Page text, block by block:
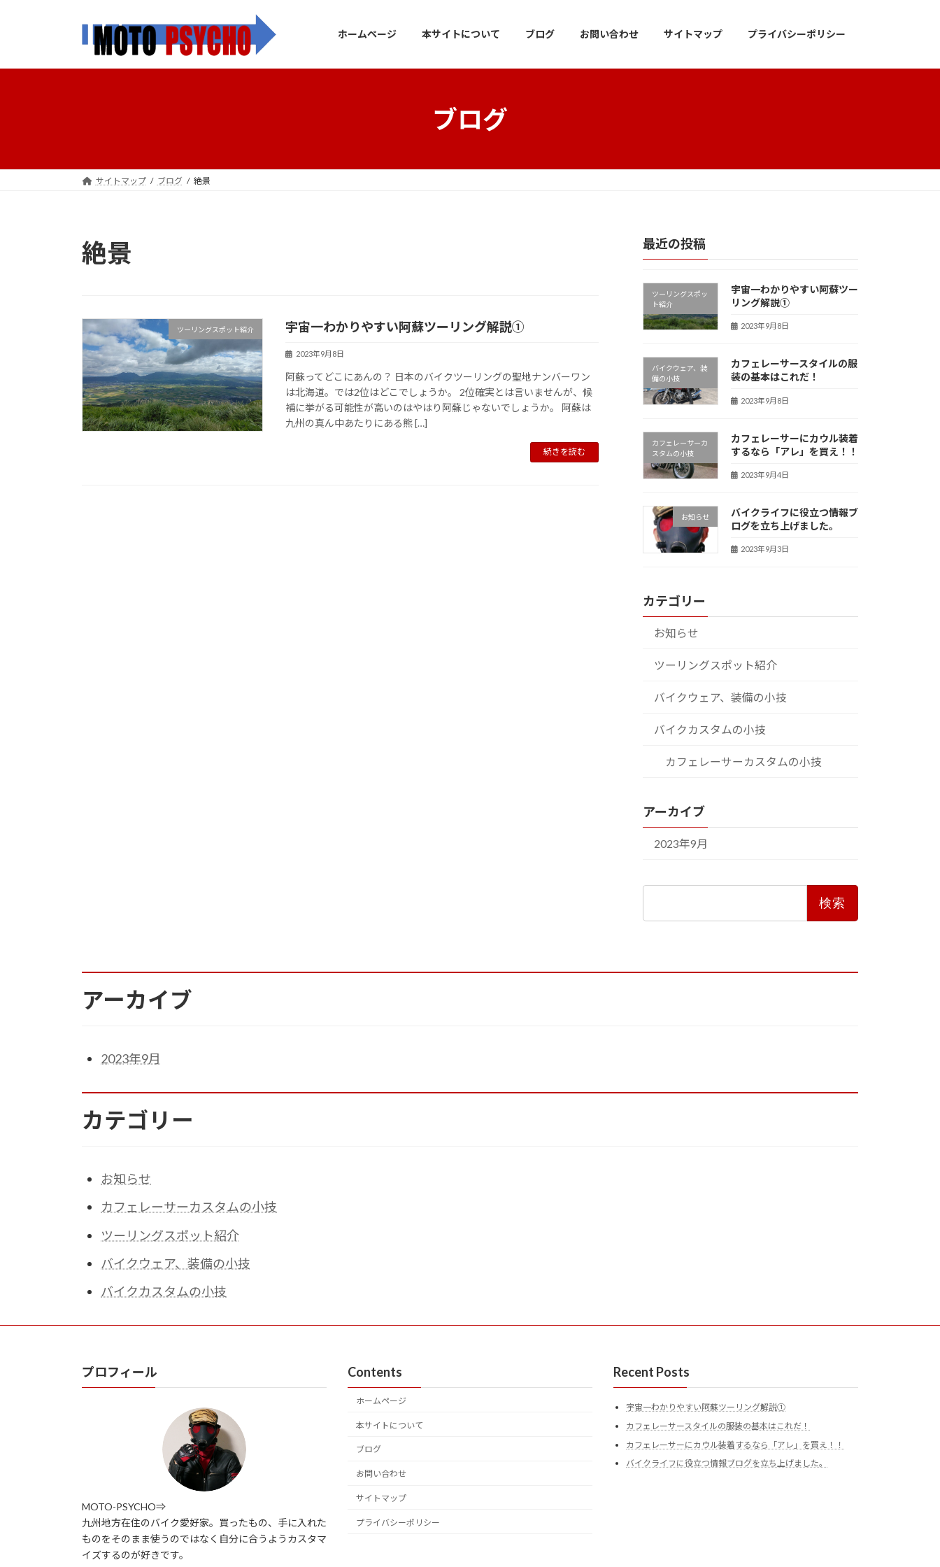
プ
動
ホームページ 本サイトについて ブログ お問い合わせ サイトマップ プライバシーポリシー
ブログ
サイトマップ ブログ 絶景
絶景
ツーリングスポット紹介 宇宙一わかりやすい阿蘇ツーリング解説①
2023年9月8日
阿蘇ってどこにあんの？ 日本のバイクツーリングの聖地ナンバーワン
は北海道。では2位はどこでしょうか。 2位確実とは言いませんが、候
補に挙がる可能性が高いのはやはり阿蘇じゃないでしょうか。 阿蘇は
九州の真ん中あたりにある熊 […]
続きを読む
最近の投稿
ツーリングスポッ
ト紹介
宇宙一わかりやすい阿蘇ツー
リング解説①
2023年9月8日
バイクウェア、装
備の小技
カフェレーサースタイルの服
装の基本はこれだ！
2023年9月8日
カフェレーサーカ
スタムの小技
カフェレーサーにカウル装着
するなら「アレ」を買え！！
2023年9月4日
お知らせ
バイクライフに役立つ情報ブ
ログを立ち上げました。
2023年9月3日
カテゴリー
お知らせ
ツーリングスポット紹介
バイクウェア、装備の小技
バイクカスタムの小技
カフェレーサーカスタムの小技
アーカイブ
2023年9月
アーカイブ
2023年9月
カテゴリー
お知らせ
カフェレーサーカスタムの小技
ツーリングスポット紹介
バイクウェア、装備の小技
バイクカスタムの小技
プロフィール
MOTO-PSYCHO⇒
九州地方在住のバイク愛好家。買ったもの、手に入れた
ものをそのまま使うのではなく自分に合うようカスタマ
イズするのが好きです。
Contents
ホームページ
本サイトについて
ブログ
お問い合わせ
サイトマップ
プライバシーポリシー
Recent Posts
宇宙一わかりやすい阿蘇ツーリング解説①
カフェレーサースタイルの服装の基本はこれだ！
カフェレーサーにカウル装着するなら「アレ」を買え！！
バイクライフに役立つ情報ブログを立ち上げました。